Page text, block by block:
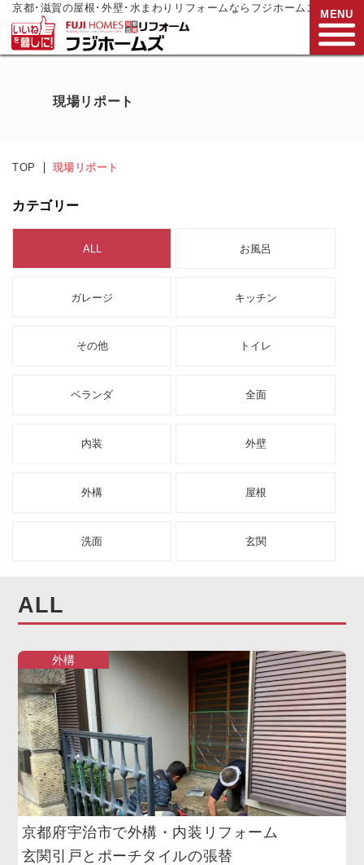
京都･滋賀の屋根･外壁･水まわりリフォームならフジホームズ
0120-272-833
リフォーム事例
リフォーム 現場リポート
お客様の声
協力業者募集
MENU
現場リポート
TOP 現場リポート
カテゴリー
ALL お風呂
ガレージ キッチン
その他 トイレ
ベランダ 全面
内装 外壁
外構 屋根
洗面 玄関
ALL
外構
京都府宇治市で外構・内装リフォーム
玄関引戸とポーチタイルの張替